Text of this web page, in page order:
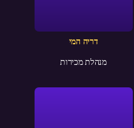
דריה המי
מנהלת מכירות